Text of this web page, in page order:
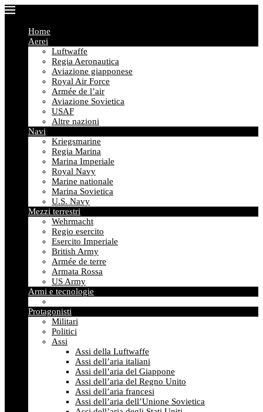
Home
Aerei
Luftwaffe
Regia Aeronautica
Aviazione giapponese
Royal Air Force
Armée de l’air
Aviazione Sovietica
USAF
Altre nazioni
Navi
Kriegsmarine
Regia Marina
Marina Imperiale
Royal Navy
Marine nationale
Marina Sovietica
U.S. Navy
Mezzi terrestri
Wehrmacht
Regio esercito
Esercito Imperiale
British Army
Armée de terre
Armata Rossa
US Army
Armi e tecnologie
Protagonisti
Militari
Politici
Assi
Assi della Luftwaffe
Assi dell’aria italiani
Assi dell’aria del Giappone
Assi dell’aria del Regno Unito
Assi dell’aria francesi
Assi dell’aria dell’Unione Sovietica